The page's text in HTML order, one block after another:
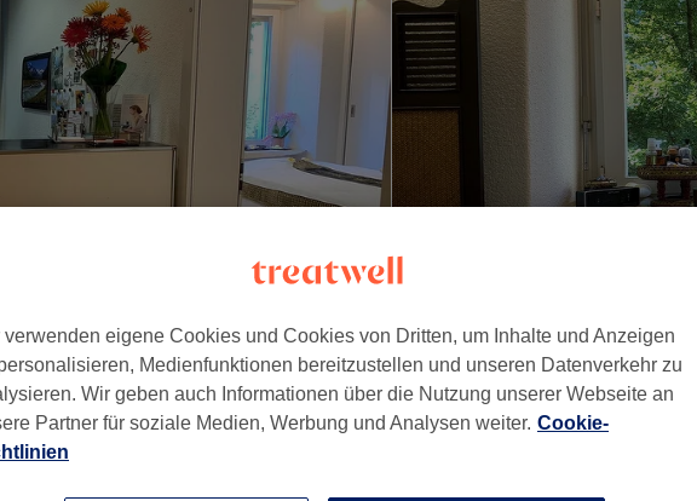
verwenden eigene Cookies und Cookies von Dritten, um Inhalte und Anzeigen
Medienfunktionen bereitzustellen und unseren Datenverkehr zu
Wir geben auch Informationen über die Nutzung unserer Webseite an
Partner für soziale Medien, Werbung und Analysen weiter. Cookie-